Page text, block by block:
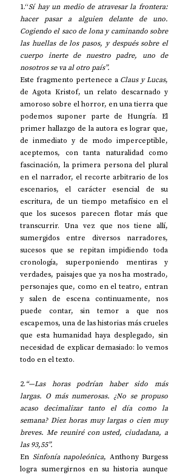
1.“Sí hay un medio de atravesar la frontera:
hacer pasar a alguien delante de uno.
Cogiendo el saco de lona y caminando sobre
las huellas de los pasos, y después sobre el
cuerpo inerte de nuestro padre, uno de
nosotros se va al otro país”.
Este fragmento pertenece a Claus y Lucas,
de Agota Kristof, un relato descarnado y
amoroso sobre el horror, en una tierra que
podemos suponer parte de Hungría. El
primer hallazgo de la autora es lograr que,
de inmediato y de modo imperceptible,
aceptemos, con tanta naturalidad como
fascinación, la primera persona del plural
en el narrador, el recorte arbitrario de los
escenarios, el carácter esencial de su
escritura, de un tiempo metafísico en el
que los sucesos parecen flotar más que
transcurrir. Una vez que nos tiene allí,
sumergidos entre diversos narradores,
sucesos que se repitan impidiendo toda
cronología, superponiendo mentiras y
verdades, paisajes que ya nos ha mostrado,
personajes que, como en el teatro, entran
y salen de escena continuamente, nos
puede contar, sin temor a que nos
escapemos, una de las historias más crueles
que esta humanidad haya desplegado, sin
necesidad de explicar demasiado: lo vemos
todo en el texto.
2.“—Las horas podrían haber sido más
largas. O más numerosas. ¿No se propuso
acaso decimalizar tanto el día como la
semana? Diez horas muy largas o cien muy
breves. Me reuniré con usted, ciudadana, a
las 93,55”.
En Sinfonía napoleónica, Anthony Burgess
logra sumergirnos en su historia aunque